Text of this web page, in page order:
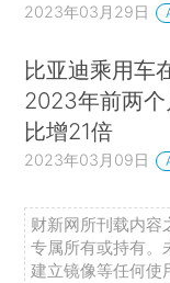
2023年03月29日
比亚迪乘用车
2023年前两
比增21倍
2023年03月09日
财新网所刊载内容
专属所有或持有。
建立镜像等任何使